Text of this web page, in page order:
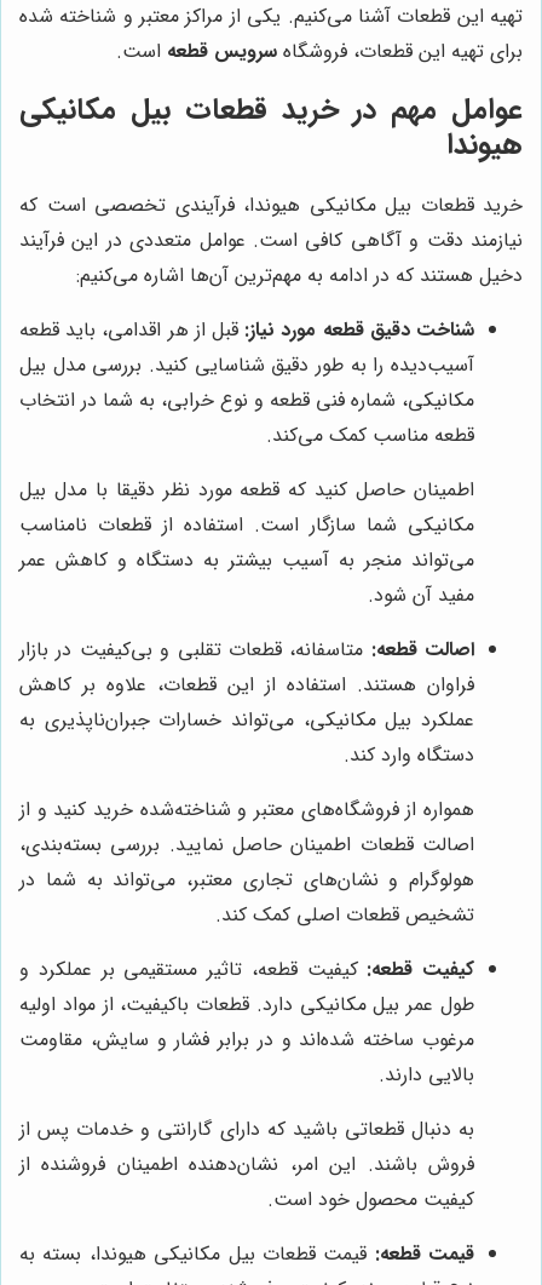
تهیه این قطعات آشنا می‌کنیم. یکی از مراکز معتبر و شناخته شده
برای تهیه این قطعات، فروشگاه سرویس قطعه است.
عوامل مهم در خرید قطعات بیل مکانیکی
هیوندا
خرید قطعات بیل مکانیکی هیوندا، فرآیندی تخصصی است که
نیازمند دقت و آگاهی کافی است. عوامل متعددی در این فرآیند
دخیل هستند که در ادامه به مهم‌ترین آن‌ها اشاره می‌کنیم:
شناخت دقیق قطعه مورد نیاز: قبل از هر اقدامی، باید قطعه
آسیب‌دیده را به طور دقیق شناسایی کنید. بررسی مدل بیل
مکانیکی، شماره فنی قطعه و نوع خرابی، به شما در انتخاب
قطعه مناسب کمک می‌کند.
اطمینان حاصل کنید که قطعه مورد نظر دقیقا با مدل بیل
مکانیکی شما سازگار است. استفاده از قطعات نامناسب
می‌تواند منجر به آسیب بیشتر به دستگاه و کاهش عمر
مفید آن شود.
اصالت قطعه: متاسفانه، قطعات تقلبی و بی‌کیفیت در بازار
فراوان هستند. استفاده از این قطعات، علاوه بر کاهش
عملکرد بیل مکانیکی، می‌تواند خسارات جبران‌ناپذیری به
دستگاه وارد کند.
همواره از فروشگاه‌های معتبر و شناخته‌شده خرید کنید و از
اصالت قطعات اطمینان حاصل نمایید. بررسی بسته‌بندی،
هولوگرام و نشان‌های تجاری معتبر، می‌تواند به شما در
تشخیص قطعات اصلی کمک کند.
کیفیت قطعه: کیفیت قطعه، تاثیر مستقیمی بر عملکرد و
طول عمر بیل مکانیکی دارد. قطعات باکیفیت، از مواد اولیه
مرغوب ساخته شده‌اند و در برابر فشار و سایش، مقاومت
بالایی دارند.
به دنبال قطعاتی باشید که دارای گارانتی و خدمات پس از
فروش باشند. این امر، نشان‌دهنده اطمینان فروشنده از
کیفیت محصول خود است.
قیمت قطعه: قیمت قطعات بیل مکانیکی هیوندا، بسته به